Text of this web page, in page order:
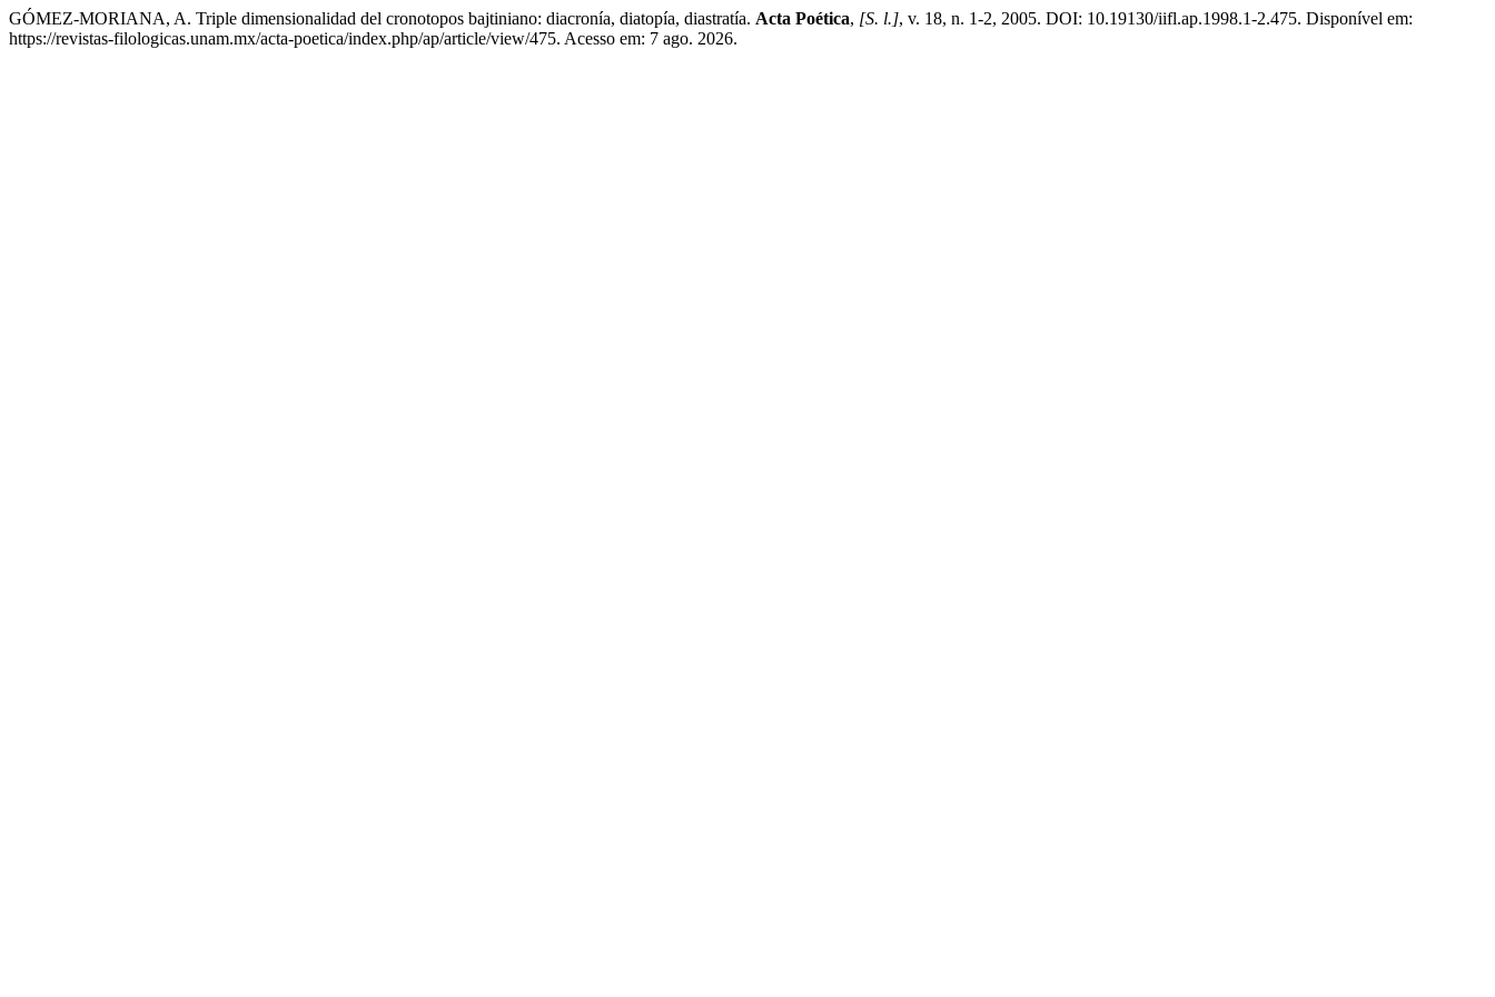
GÓMEZ-MORIANA, A. Triple dimensionalidad del cronotopos bajtiniano: diacronía, diatopía, diastratía. Acta Poética, [S. l.], v. 18, n. 1-2, 2005. DOI: 10.19130/iifl.ap.1998.1-2.475. Disponível em:
https://revistas-filologicas.unam.mx/acta-poetica/index.php/ap/article/view/475. Acesso em: 7 ago. 2026.